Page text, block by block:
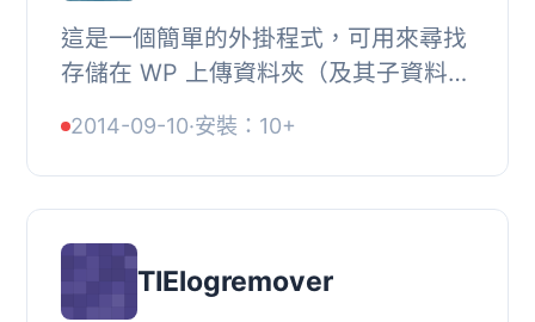
這是一個簡單的外掛程式，可用來尋找
存儲在 WP 上傳資料夾（及其子資料
件。, 該外掛會為每個文件創建新的未
附加媒體記錄，...
2014-09-10·安裝：10+
TIElogremover